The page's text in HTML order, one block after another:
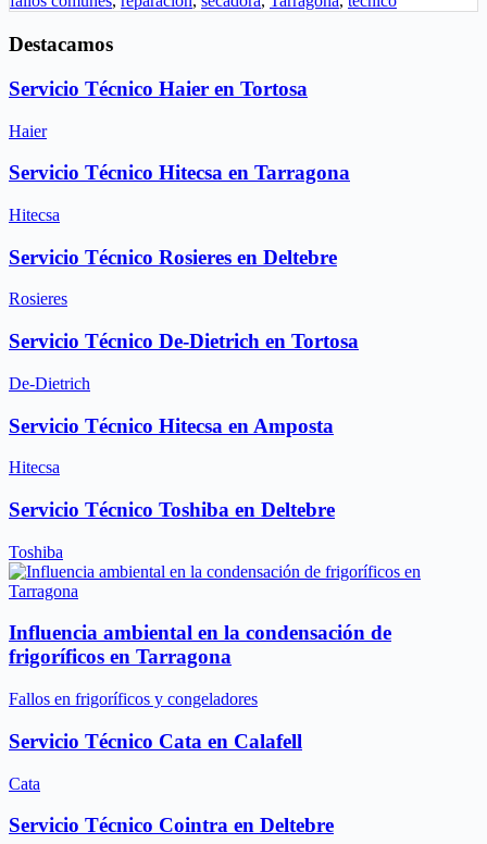
Destacamos
Servicio Técnico Haier en Tortosa
Haier
Servicio Técnico Hitecsa en Tarragona
Hitecsa
Servicio Técnico Rosieres en Deltebre
Rosieres
Servicio Técnico De-Dietrich en Tortosa
De-Dietrich
Servicio Técnico Hitecsa en Amposta
Hitecsa
Servicio Técnico Toshiba en Deltebre
Toshiba
Influencia ambiental en la condensación de
frigoríficos en Tarragona
Fallos en frigoríficos y congeladores
Servicio Técnico Cata en Calafell
Cata
Servicio Técnico Cointra en Deltebre